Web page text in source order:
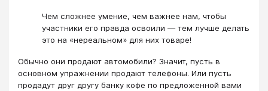
Чем сложнее умение, чем важнее нам, чтобы
участники его правда освоили — тем лучше делать
это на «нереальном» для них товаре!
Обычно они продают автомобили? Значит, пусть в
основном упражнении продают телефоны. Или пусть
продадут друг другу банку кофе по предложенной вами